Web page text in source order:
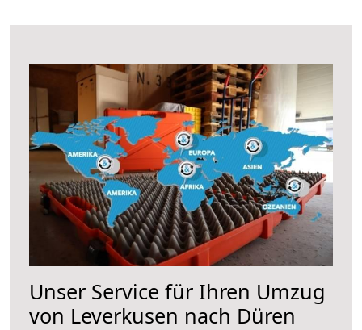
Unser Service für Ihren Umzug
von Leverkusen nach Düren